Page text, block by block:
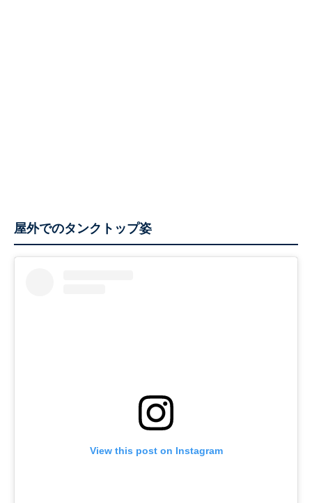
屋外でのタンクトップ姿
View this post on Instagram